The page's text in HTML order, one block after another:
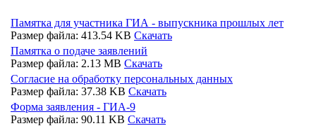
Памятка для участника ГИА - выпускника прошлых лет
Размер файла: 413.54 KB Скачать
Памятка о подаче заявлений
Размер файла: 2.13 MB Скачать
Согласие на обработку персональных данных
Размер файла: 37.38 KB Скачать
Форма заявления - ГИА-9
Размер файла: 90.11 KB Скачать